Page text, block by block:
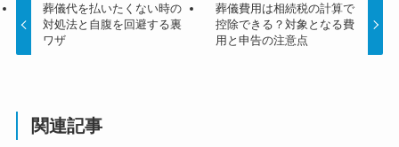
葬儀代を払いたくない時の
対処法と自腹を回避する裏
ワザ
葬儀費用は相続税の計算で
控除できる？対象となる費
用と申告の注意点
関連記事